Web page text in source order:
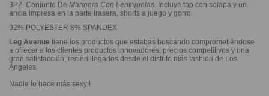
3PZ. Conjunto De Marinera Con Lentejuelas. Incluye top con solapa y un
ancla impresa en la parte trasera, shorts a juego y gorro.
92% POLYESTER 8% SPANDEX
Leg Avenue tiene los productos que estabas buscando comprometiéndose
a ofrecer a los clientes productos innovadores, precios competitivos y una
gran satisfacción, recién llegados desde el distrito más fashion de Los
Ángeles.
Nadie lo hace más sexy!!